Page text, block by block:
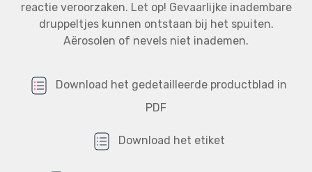
reactie veroorzaken. Let op! Gevaarlijke inadembare
druppeltjes kunnen ontstaan bij het spuiten.
Aërosolen of nevels niet inademen.
Download het gedetailleerde productblad in
PDF
Download het etiket